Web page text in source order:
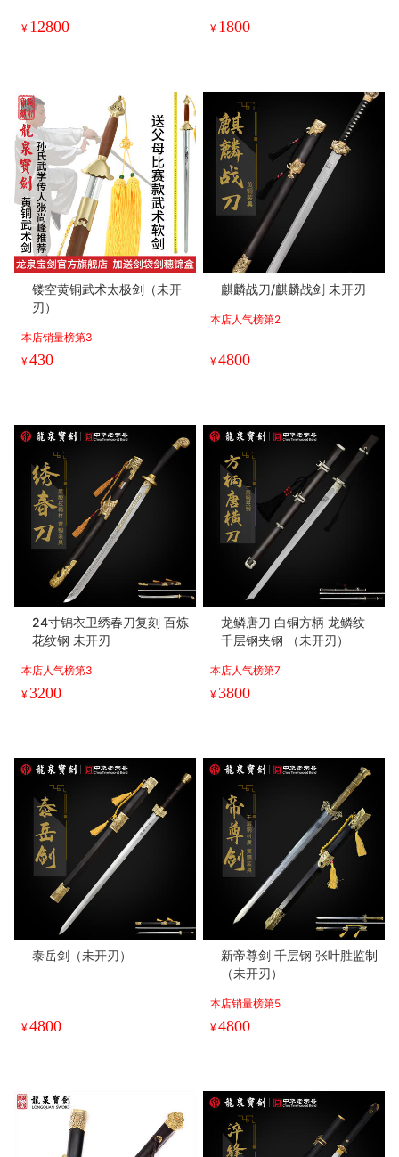
¥ 12800 ¥ 1800
镂空黄铜武术太极剑（未开
刃）
本店销量榜第3
¥430
麒麟战刀/麒麟战剑 未开刃
本店人气榜第2
¥4800
24寸锦衣卫绣春刀复刻 百炼
花纹钢 未开刃
本店人气榜第3
¥3200
龙鳞唐刀 白铜方柄 龙鳞纹
千层钢夹钢 （未开刃）
本店人气榜第7
¥3800
泰岳剑（未开刃）
¥4800
新帝尊剑 千层钢 张叶胜监制
（未开刃）
本店销量榜第5
¥4800